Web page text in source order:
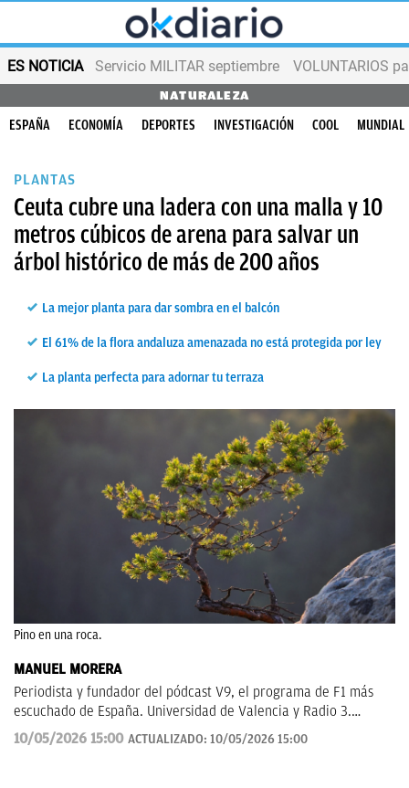
ES NOTICIA Servicio MILITAR septiembre VOLUNTARIOS
NATURALEZA
ESPAÑA ECONOMÍA DEPORTES INVESTIGACIÓN COOL MUNDIAL
PLANTAS
Ceuta cubre una ladera con una malla y 10
metros cúbicos de arena para salvar un
árbol histórico de más de 200 años
La mejor planta para dar sombra en el balcón
El 61% de la flora andaluza amenazada no está protegida por ley
La planta perfecta para adornar tu terraza
Pino en una roca.
MANUEL MORERA
Periodista y fundador del pódcast V9, el programa de F1 más
escuchado de España. Universidad de Valencia y Radio 3.
Anteriormente en ElDesmarque, Levante TV y Las Provincias.
10/05/2026 15:00 ACTUALIZADO: 10/05/2026 15:00